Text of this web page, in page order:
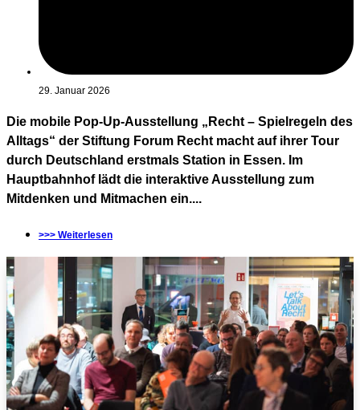
29. Januar 2026
Die mobile Pop-Up-Ausstellung „Recht – Spielregeln des
Alltags“ der Stiftung Forum Recht macht auf ihrer Tour
durch Deutschland erstmals Station in Essen. Im
Hauptbahnhof lädt die interaktive Ausstellung zum
Mitdenken und Mitmachen ein....
>>> Weiterlesen